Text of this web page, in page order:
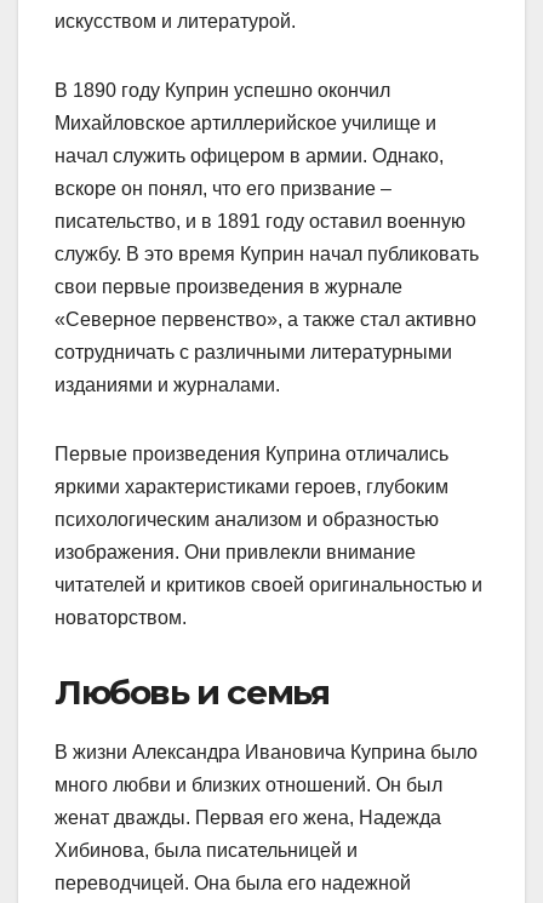
искусством и литературой.
В 1890 году Куприн успешно окончил
Михайловское артиллерийское училище и
начал служить офицером в армии. Однако,
вскоре он понял, что его призвание –
писательство, и в 1891 году оставил военную
службу. В это время Куприн начал публиковать
свои первые произведения в журнале
«Северное первенство», а также стал активно
сотрудничать с различными литературными
изданиями и журналами.
Первые произведения Куприна отличались
яркими характеристиками героев, глубоким
психологическим анализом и образностью
изображения. Они привлекли внимание
читателей и критиков своей оригинальностью и
новаторством.
Любовь и семья
В жизни Александра Ивановича Куприна было
много любви и близких отношений. Он был
женат дважды. Первая его жена, Надежда
Хибинова, была писательницей и
переводчицей. Она была его надежной